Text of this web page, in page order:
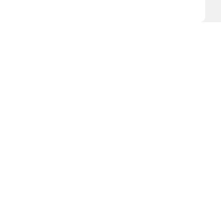
y descubre todo lo que tenemos para ofrecerte!